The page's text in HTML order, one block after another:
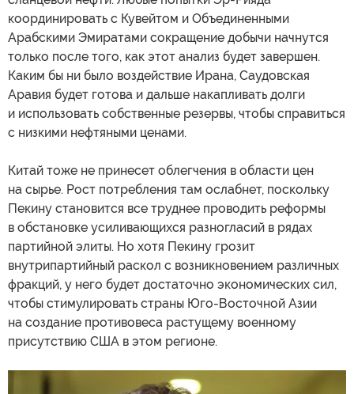
координировать с Кувейтом и Объединенными
Арабскими Эмиратами сокращение добычи начнутся
только после того, как этот анализ будет завершен.
Каким бы ни было воздействие Ирана, Саудовская
Аравия будет готова и дальше накапливать долги
и использовать собственные резервы, чтобы справиться
с низкими нефтяными ценами.
Китай тоже не принесет облегчения в области цен
на сырье. Рост потребления там ослабнет, поскольку
Пекину становится все труднее проводить реформы
в обстановке усиливающихся разногласий в рядах
партийной элиты. Но хотя Пекину грозит
внутрипартийный раскол с возникновением различных
фракций, у него будет достаточно экономических сил,
чтобы стимулировать страны Юго-Восточной Азии
на создание противовеса растущему военному
присутствию США в этом регионе.